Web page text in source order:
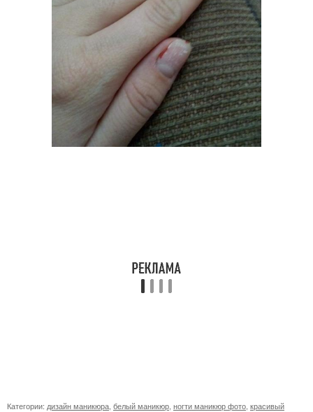
Категории: дизайн маникюра белый маникюр ногти маникюр фото красивый